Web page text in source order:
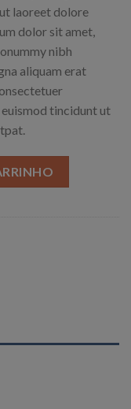
laoreet dolore
dolor sit amet,
nibh
aliquam erat
tincidunt ut